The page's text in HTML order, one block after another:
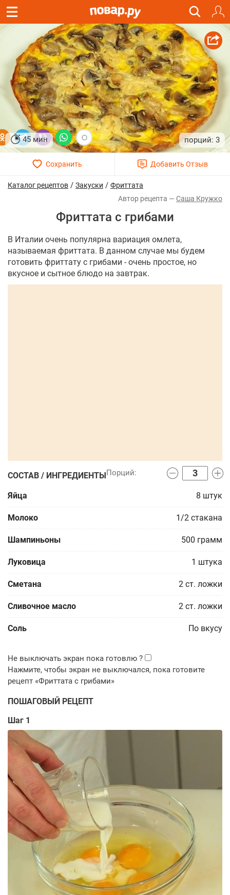
45 мин 3
Каталог рецептов / Закуски / Фриттата
Саша Кружко
Фриттата с грибами
В Италии очень популярна вариация омлета,
называемая фриттата. В данном случае мы будем
готовить фриттату с грибами - очень простое, но
вкусное и сытное блюдо на завтрак.
СОСТАВ / ИНГРЕДИЕНТЫ
Яйца 8 штук
Молоко 1/2 стакана
Шампиньоны 500 грамм
Луковица 1 штука
Сметана 2 ст. ложки
Сливочное масло 2 ст. ложки
Соль По вкусу
ПОШАГОВЫЙ РЕЦЕПТ
Шаг 1